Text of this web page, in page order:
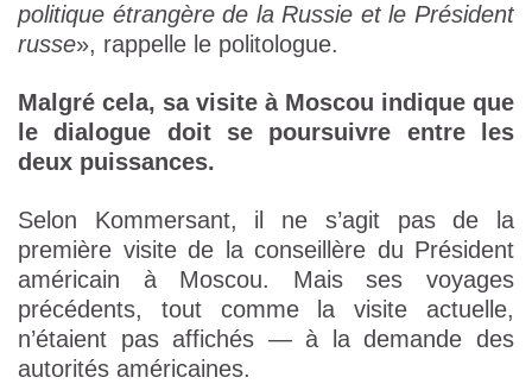
politique étrangère de la Russie et le Président
russe», rappelle le politologue.
Malgré cela, sa visite à Moscou indique que
le dialogue doit se poursuivre entre les
deux puissances.
Selon Kommersant, il ne s’agit pas de la
première visite de la conseillère du Président
américain à Moscou. Mais ses voyages
précédents, tout comme la visite actuelle,
n’étaient pas affichés — à la demande des
autorités américaines.